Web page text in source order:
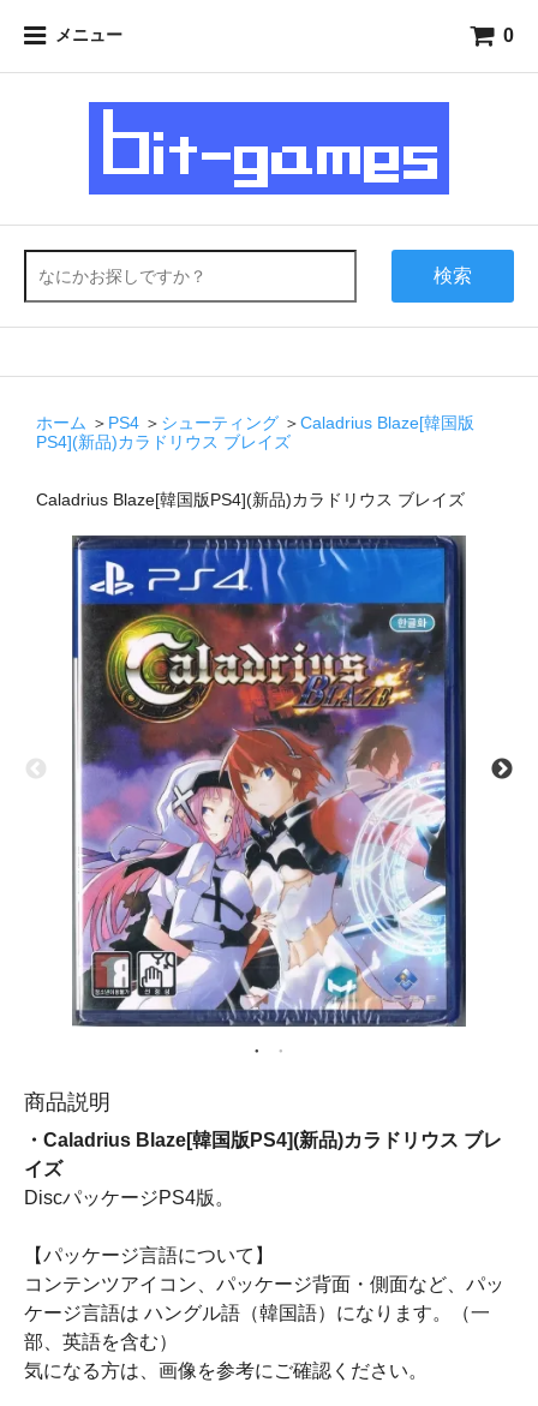
メニュー 0
検索
ホーム ＞ PS4 ＞ シューティング ＞Caladrius Blaze[韓国版
PS4](新品)カラドリウス ブレイズ
Caladrius Blaze[韓国版PS4](新品)カラドリウス ブレイズ
商品説明
・Caladrius Blaze[韓国版PS4](新品)カラドリウス ブレ
イズ
DiscパッケージPS4版。
【パッケージ言語について】
コンテンツアイコン、パッケージ背面・側面など、パッ
ケージ言語は ハングル語（韓国語）になります。（一
部、英語を含む）
気になる方は、画像を参考にご確認ください。